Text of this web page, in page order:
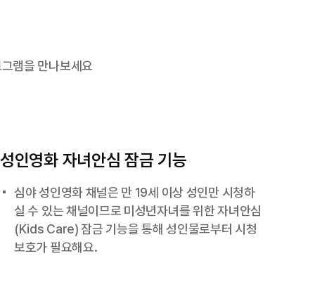
램을 만나보세요
성인영화 자녀안심 잠금 기능
심야 성인영화 채널은 만 19세 이상 성인만 시청하
실 수 있는 채널이므로 미성년자녀를 위한 자녀안심
(Kids Care) 잠금 기능을 통해 성인물로부터 시청
보호가 필요해요.